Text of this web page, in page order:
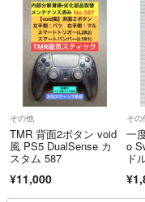
その他
TMR 背面2ボタン void
風 PS5 DualSense カ
スタム 587
¥11,000
その
一
o
ド